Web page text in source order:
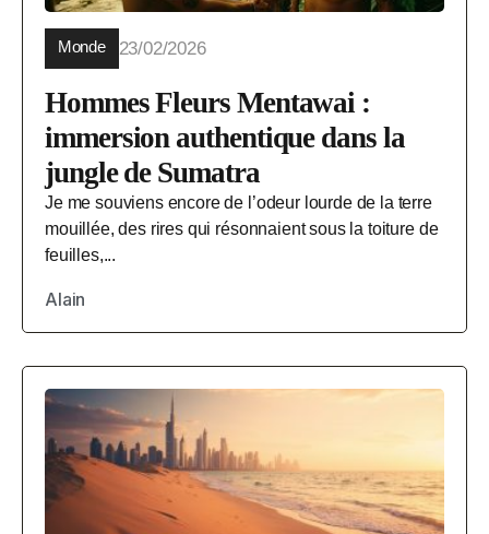
Monde 23/02/2026
Hommes Fleurs Mentawai :
immersion authentique dans la
jungle de Sumatra
Je me souviens encore de l’odeur lourde de la terre
mouillée, des rires qui résonnaient sous la toiture de
feuilles,...
Alain